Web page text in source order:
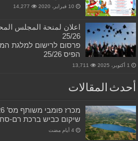
10 فبراير، 2020 14,277
اعلان لمنحة المجلس
25/26
פרסום לרישום למלגת
הפיס 25/26
1 أكتوبر، 2025 13,711
أحدث المقالات
שיקום כביש ברכת רם-